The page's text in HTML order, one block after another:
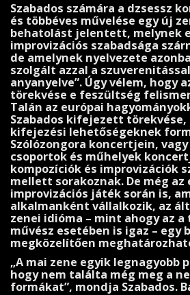
Szabados számára a dzsessz
és többéves művelése egy új
behatolást jelentett, melynek
improvizációs szabadsága
de amelynek nyelvezete
szolgált azzal a
anya­nyelve”. Úgy vélem, hogy
törekvése e feszült­ség
Talán az európai
Szabados kifejezett törekvése,
kifejezési lehe­tőségeknek
Szólózongora koncertjein,
csoportok és mű­helyek
kompozíciók és improvizációk
mellett sorakoznak. De még az
im­pro­vizációs játék során is,
alkalmanként vállalkozik, az
zenei idióma – mint ahogy az
művész esetében is igaz – egy
megközelítően
„A mai zene egyik legnagyobb
hogy nem ta­lálta még meg a
formákat”, mondja Szabados.